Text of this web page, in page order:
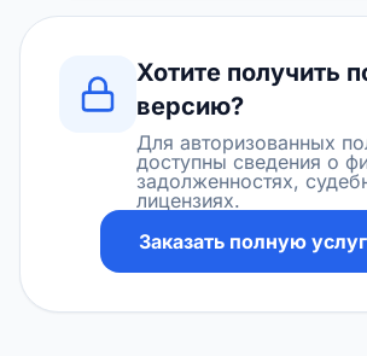
Хотите получить
версию?
Для авторизованных
доступны сведения о
задолженностях,
лицензиях.
Заказать полную